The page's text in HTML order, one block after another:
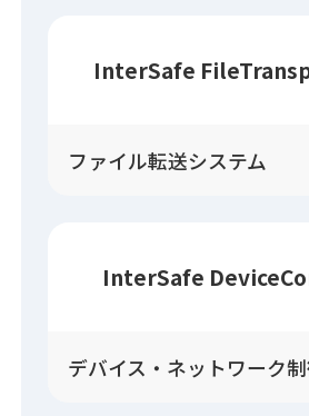
InterSafe
ファイル転送システム
InterSafe
デバイス・ネットワーク